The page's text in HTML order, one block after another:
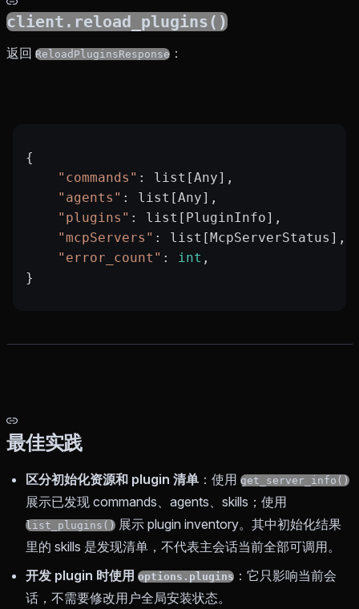
client.reload_plugins()
返回 ReloadPluginsResponse ：
{
    "commands"
: list[Any],
    "agents"
: list[Any],
    "plugins"
:
    "mcpServers"
:
    "error_count"
: int
}
最佳实践
区分初始化资源和 plugin 清单 ：使用 get_server_info()
展示已发现 commands、agents、skills；使用
list_plugins() 展示 plugin inventory。其中初始化结果
里的 skills 是发现清单，不代表主会话当前全部可调用。
开发 plugin 时使用 options.plugins ：它只影响当前会
话，不需要修改用户全局安装状态。